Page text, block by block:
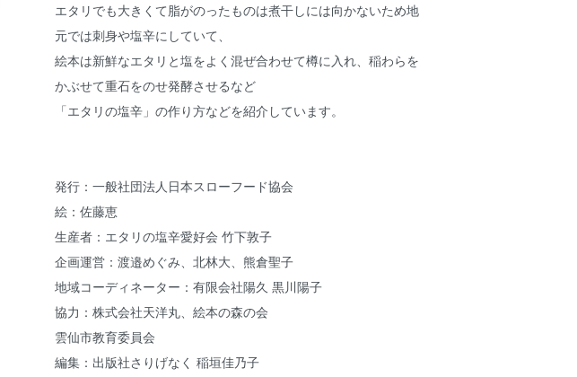
エタリでも大きくて脂がのったものは煮干しには向かないため地
元では刺身や塩辛にしていて、
絵本は新鮮なエタリと塩をよく混ぜ合わせて樽に入れ、稲わらを
かぶせて重石をのせ発酵させるなど
「エタリの塩辛」の作り方などを紹介しています。
発行：一般社団法人日本スローフード協会
絵：佐藤恵
生産者：エタリの塩辛愛好会 竹下敦子
企画運営：渡邉めぐみ、北林大、熊倉聖子
地域コーディネーター：有限会社陽久 黒川陽子
協力：株式会社天洋丸、絵本の森の会
雲仙市教育委員会
編集：出版社さりげなく 稲垣佳乃子